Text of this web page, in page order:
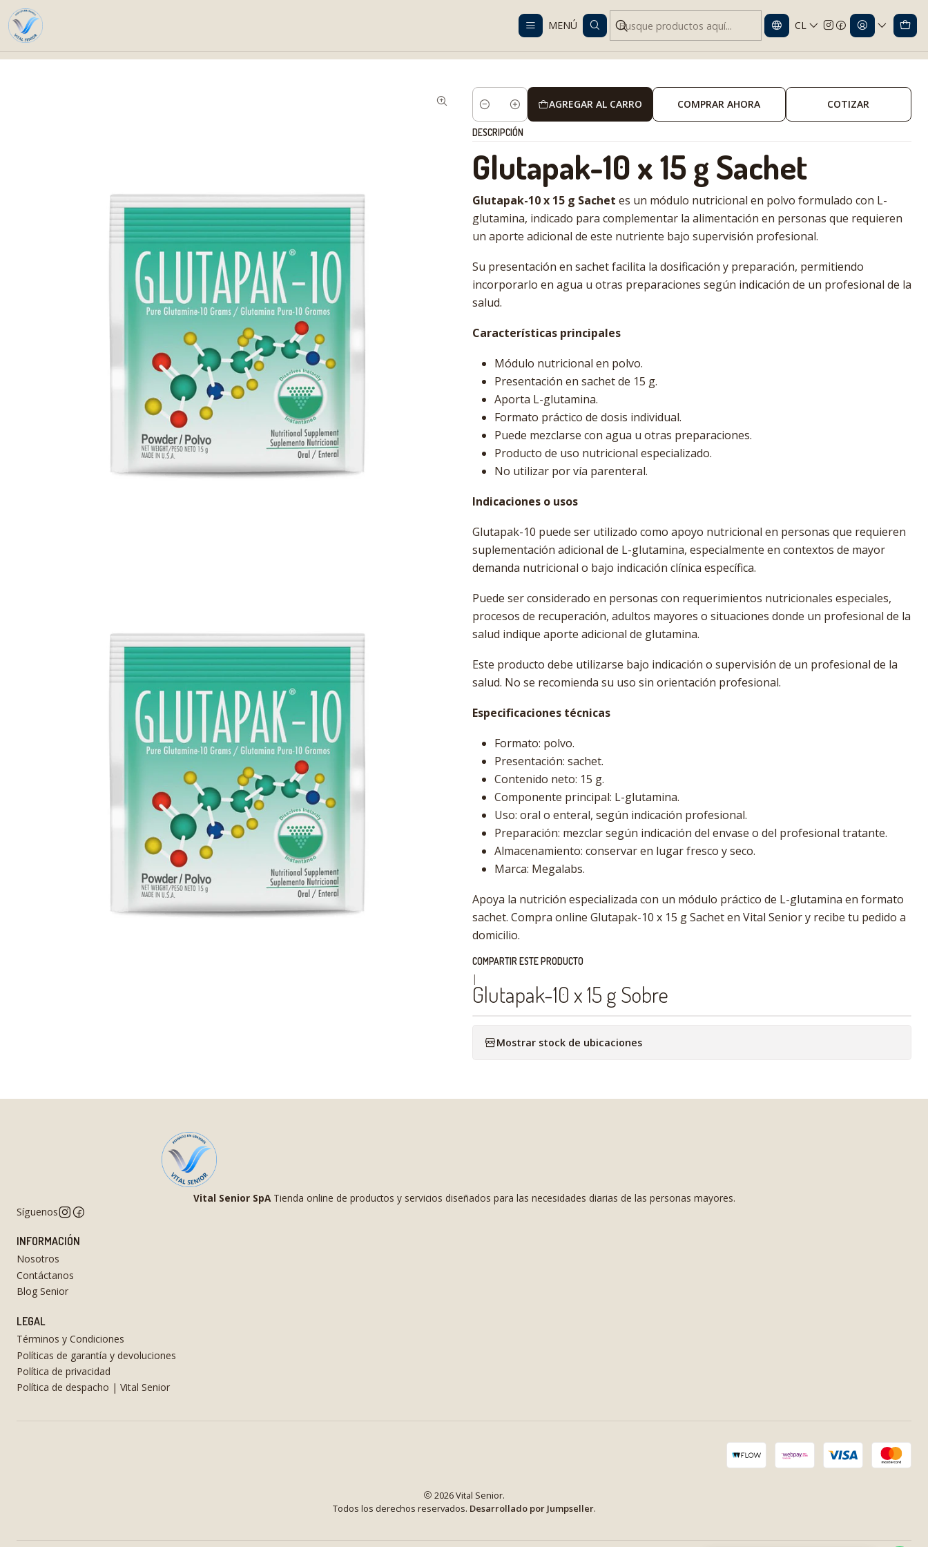
MENÚ CL
Despacho gratis en RM desde $100.000. Revisa las condiciones.
Glutapak-10 x 15 g Sobre
Cantidad
AGREGAR AL CARRO COMPRAR AHORA COTIZAR
DESCRIPCIÓN
Glutapak-10 x 15 g Sachet
Glutapak-10 x 15 g Sachet es un módulo nutricional en polvo formulado con L-
glutamina, indicado para complementar la alimentación en personas que requieren
un aporte adicional de este nutriente bajo supervisión profesional.
Su presentación en sachet facilita la dosificación y preparación, permitiendo
incorporarlo en agua u otras preparaciones según indicación de un profesional de la
salud.
Características principales
Módulo nutricional en polvo.
Presentación en sachet de 15 g.
Aporta L-glutamina.
Formato práctico de dosis individual.
Puede mezclarse con agua u otras preparaciones.
Producto de uso nutricional especializado.
No utilizar por vía parenteral.
Indicaciones o usos
Glutapak-10 puede ser utilizado como apoyo nutricional en personas que requieren
suplementación adicional de L-glutamina, especialmente en contextos de mayor
demanda nutricional o bajo indicación clínica específica.
Puede ser considerado en personas con requerimientos nutricionales especiales,
procesos de recuperación, adultos mayores o situaciones donde un profesional de la
salud indique aporte adicional de glutamina.
Este producto debe utilizarse bajo indicación o supervisión de un profesional de la
salud. No se recomienda su uso sin orientación profesional.
Especificaciones técnicas
Formato: polvo.
Presentación: sachet.
Contenido neto: 15 g.
Componente principal: L-glutamina.
Uso: oral o enteral, según indicación profesional.
Preparación: mezclar según indicación del envase o del profesional tratante.
Almacenamiento: conservar en lugar fresco y seco.
Marca: Megalabs.
Apoya la nutrición especializada con un módulo práctico de L-glutamina en formato
sachet. Compra online Glutapak-10 x 15 g Sachet en Vital Senior y recibe tu pedido a
domicilio.
COMPARTIR ESTE PRODUCTO
|
Glutapak-10 x 15 g Sobre
Mostrar stock de ubicaciones
Vital Senior SpATienda online de productos y servicios diseñados para las necesidades diarias de las personas mayores.
Síguenos
INFORMACIÓN
Nosotros
Contáctanos
Blog Senior
LEGAL
Términos y Condiciones
Políticas de garantía y devoluciones
Política de privacidad
Política de despacho | Vital Senior
2026 Vital Senior.
Todos los derechos reservados. Desarrollado por Jumpseller.